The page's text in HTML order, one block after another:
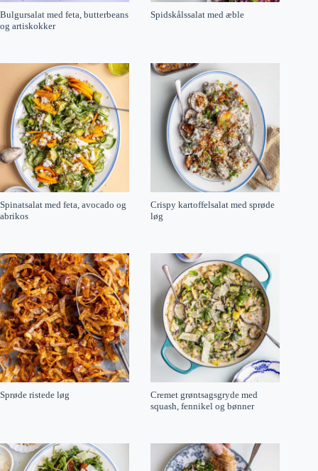
Bulgursalat med feta, butterbeans
og artiskokker
Spidskålssalat med æble
Spinatsalat med feta, avocado og
abrikos
Crispy kartoffelsalat med sprøde
løg
Sprøde ristede løg
Cremet grøntsagsgryde med
squash, fennikel og bønner